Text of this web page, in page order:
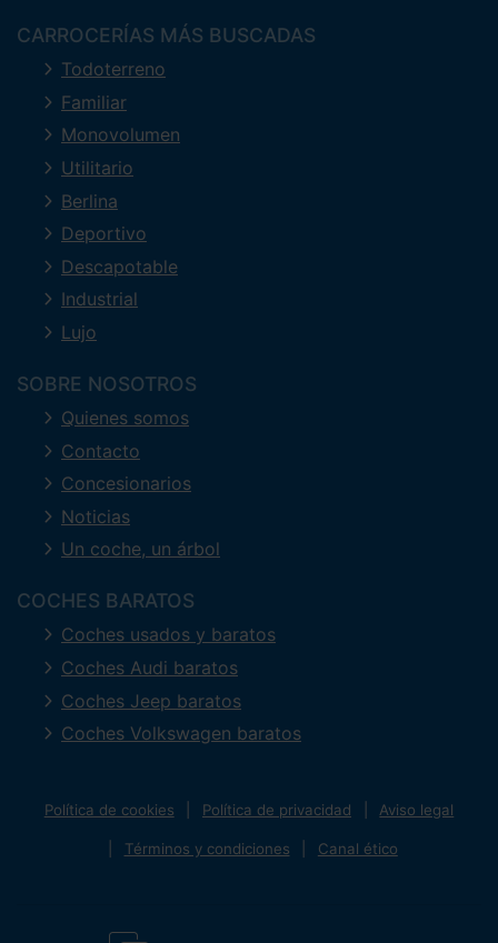
CARROCERÍAS MÁS BUSCADAS
Todoterreno
Familiar
Monovolumen
Utilitario
Berlina
Deportivo
Descapotable
Industrial
Lujo
SOBRE NOSOTROS
Quienes somos
Contacto
Concesionarios
Noticias
Un coche, un árbol
COCHES BARATOS
Coches usados y baratos
Coches Audi baratos
Coches Jeep baratos
Coches Volkswagen baratos
Política de cookies Política de privacidad Aviso legal
Términos y condiciones Canal ético